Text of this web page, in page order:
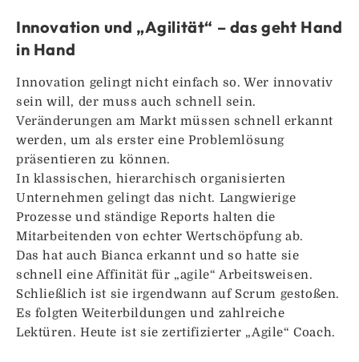
Innovation und „Agilität“ – das geht Hand
in Hand
Innovation gelingt nicht einfach so. Wer innovativ
sein will, der muss auch schnell sein.
Veränderungen am Markt müssen schnell erkannt
werden, um als erster eine Problemlösung
präsentieren zu können.
In klassischen, hierarchisch organisierten
Unternehmen gelingt das nicht. Langwierige
Prozesse und ständige Reports halten die
Mitarbeitenden von echter Wertschöpfung ab.
Das hat auch Bianca erkannt und so hatte sie
schnell eine Affinität für „agile“ Arbeitsweisen.
Schließlich ist sie irgendwann auf Scrum gestoßen.
Es folgten Weiterbildungen und zahlreiche
Lektüren. Heute ist sie zertifizierter „Agile“ Coach.